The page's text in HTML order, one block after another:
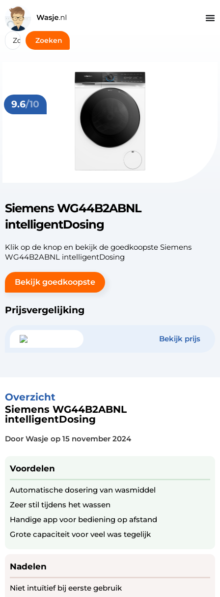
Zoeken
9.6/10
Siemens WG44B2ABNL
intelligentDosing
Klik op de knop en bekijk de goedkoopste Siemens
WG44B2ABNL intelligentDosing
Bekijk goedkoopste
Prijsvergelijking
Bekijk prijs
Overzicht
Siemens WG44B2ABNL
intelligentDosing
Door Wasje op 15 november 2024
Voordelen
Automatische dosering van wasmiddel
Zeer stil tijdens het wassen
Handige app voor bediening op afstand
Grote capaciteit voor veel was tegelijk
Nadelen
Niet intuïtief bij eerste gebruik